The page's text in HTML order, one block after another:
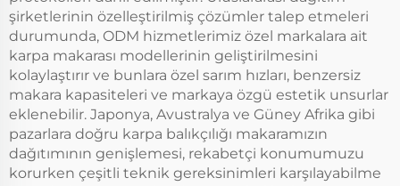
şirketlerinin özelleştirilmiş çözümler talep etmeleri
durumunda, ODM hizmetlerimiz özel markalara ait
karpa makarası modellerinin geliştirilmesini
kolaylaştırır ve bunlara özel sarım hızları, benzersiz
makara kapasiteleri ve markaya özgü estetik unsurlar
eklenebilir. Japonya, Avustralya ve Güney Afrika gibi
pazarlara doğru karpa balıkçılığı makaramızın
dağıtımının genişlemesi, rekabetçi konumumuzu
korurken çeşitli teknik gereksinimleri karşılayabilme